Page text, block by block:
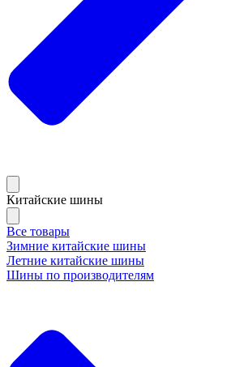
Китайские шины
Все товары
Зимние китайские шины
Летние китайские шины
Шины по производителям